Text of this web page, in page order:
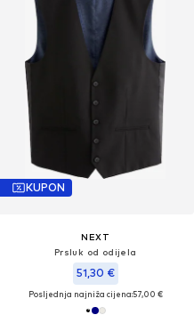
KUPON
NEXT
Prsluk od odijela
51,30 €
Posljednja najniža cijena:57,00 €